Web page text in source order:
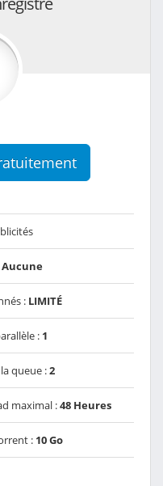
Aucune
: LIMITÉ
: 1
queue :2
maximal :48 Heures
: 10 Go